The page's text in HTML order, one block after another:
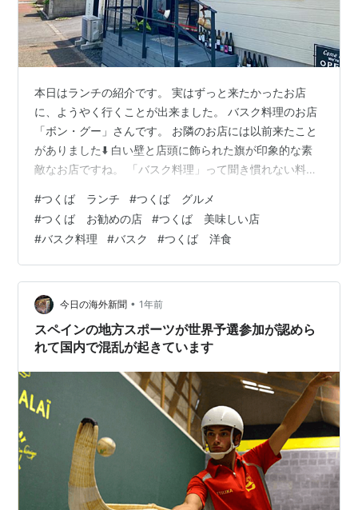
本日はランチの紹介です。 実はずっと来たかったお店
に、ようやく行くことが出来ました。 バスク料理のお店
「ボン・グー」さんです。 お隣のお店には以前来たこと
がありました⬇️ 白い壁と店頭に飾られた旗が印象的な素
敵なお店ですね。 「バスク料理」って聞き慣れない料理
定の地域のことをさしているようです。 --- 歴史的な領
域としてのバスク地方（バスクちほう、バスク語：
Euskal Herria）は、 バスク人とバスク語の歴史的な故国
を指す概念である。ピレネー山脈の両麓に 位置してビス
ケー湾に面し、フランスとスペインの両国にまたがって
いる。 バスク地方…
#つくば ランチ #つくば グルメ
#つくば お勧めの店 #つくば 美味しい店
#バスク料理 #バスク #つくば 洋食
今日の海外新聞 • 1年前
スペインの地方スポーツが世界予選参加が認めら
れて国内で混乱が起きています